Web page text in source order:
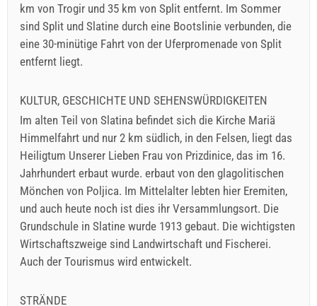
km von Trogir und 35 km von Split entfernt. Im Sommer
sind Split und Slatine durch eine Bootslinie verbunden, die
eine 30-minütige Fahrt von der Uferpromenade von Split
entfernt liegt.
KULTUR, GESCHICHTE UND SEHENSWÜRDIGKEITEN
Im alten Teil von Slatina befindet sich die Kirche Mariä
Himmelfahrt und nur 2 km südlich, in den Felsen, liegt das
Heiligtum Unserer Lieben Frau von Prizdinice, das im 16.
Jahrhundert erbaut wurde. erbaut von den glagolitischen
Mönchen von Poljica. Im Mittelalter lebten hier Eremiten,
und auch heute noch ist dies ihr Versammlungsort. Die
Grundschule in Slatine wurde 1913 gebaut. Die wichtigsten
Wirtschaftszweige sind Landwirtschaft und Fischerei.
Auch der Tourismus wird entwickelt.
STRÄNDE